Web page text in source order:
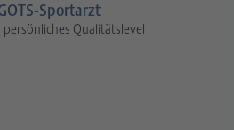
Sportarzt
persönliches Qualitätslevel